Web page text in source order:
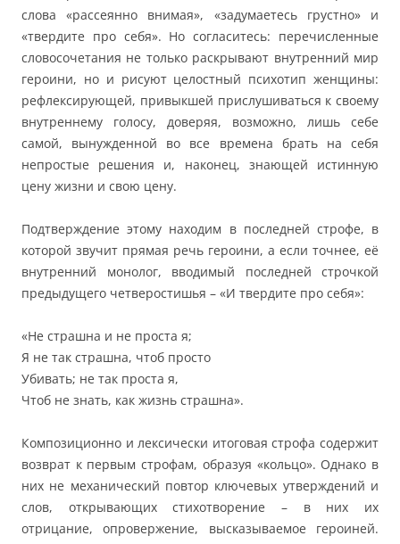
слова «рассеянно внимая», «задумаетесь грустно» и
«твердите про себя». Но согласитесь: перечисленные
словосочетания не только раскрывают внутренний мир
героини, но и рисуют целостный психотип женщины:
рефлексирующей, привыкшей прислушиваться к своему
внутреннему голосу, доверяя, возможно, лишь себе
самой, вынужденной во все времена брать на себя
непростые решения и, наконец, знающей истинную
цену жизни и свою цену.
Подтверждение этому находим в последней строфе, в
которой звучит прямая речь героини, а если точнее, её
внутренний монолог, вводимый последней строчкой
предыдущего четверостишья – «И твердите про себя»:
«Не страшна и не проста я;
Я не так страшна, чтоб просто
Убивать; не так проста я,
Чтоб не знать, как жизнь страшна».
Композиционно и лексически итоговая строфа содержит
возврат к первым строфам, образуя «кольцо». Однако в
них не механический повтор ключевых утверждений и
слов, открывающих стихотворение – в них их
отрицание, опровержение, высказываемое героиней.